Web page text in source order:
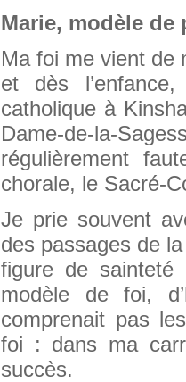
Marie, modèle de
Ma foi me vient de
et dès
catholique à
Dame-de-la-
régulièrement
chorale, le Sacré-
Je prie souvent
des passages de
figure de
modèle de foi,
comprenait pas
foi : dans ma
succès.